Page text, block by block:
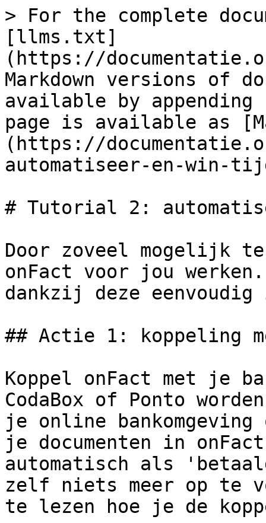
> For the complete
[llms.txt]
(https://
Markdown versions of
available by
page is available as
(https://
automatiseer-en-win-
# Tutorial 2:
Door zoveel mogelijk
onFact voor jou
dankzij deze
## Actie 1: koppeling
Koppel onFact met je
CodaBox of Ponto
je online bankomgeving
je documenten in
automatisch als
zelf niets meer op te
te lezen hoe je de